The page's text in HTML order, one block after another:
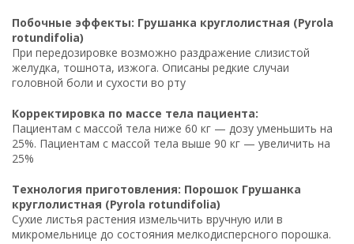
Побочные эффекты: Грушанка круглолистная (Pyrola
rotundifolia)
При передозировке возможно раздражение слизистой
желудка, тошнота, изжога. Описаны редкие случаи
головной боли и сухости во рту
Корректировка по массе тела пациента:
Пациентам с массой тела ниже 60 кг — дозу уменьшить на
25%. Пациентам с массой тела выше 90 кг — увеличить на
25%
Технология приготовления: Порошок Грушанка
круглолистная (Pyrola rotundifolia)
Сухие листья растения измельчить вручную или в
микромельнице до состояния мелкодисперсного порошка.